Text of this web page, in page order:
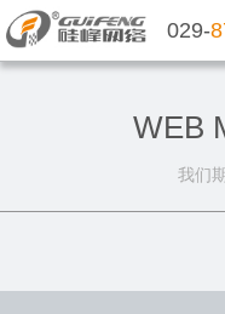
029-
WEB
我们